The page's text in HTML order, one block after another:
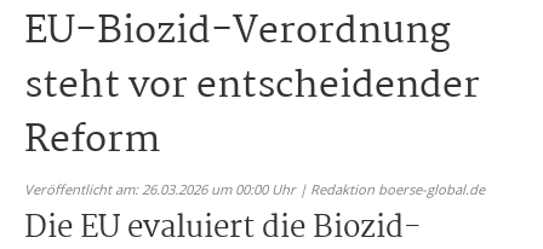
EU-Biozid-Verordnung
steht vor entscheidender
Reform
Veröffentlicht am: 26.03.2026 um 00:00 Uhr | Redaktion boerse-global.de
Die EU evaluiert die Biozid-